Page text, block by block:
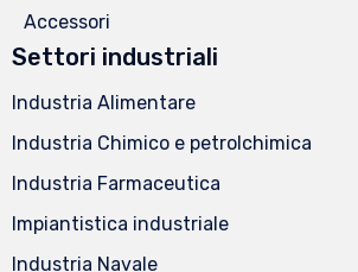
Accessori
Settori industriali
Industria Alimentare
Industria Chimico e petrolchimica
Industria Farmaceutica
Impiantistica industriale
Industria Navale